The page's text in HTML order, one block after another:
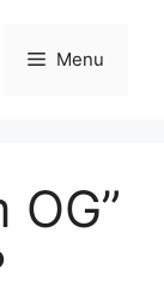
Menu
OG”